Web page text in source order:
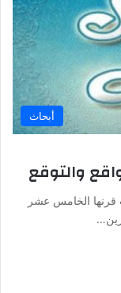
أبحاث
والتوقع
قرنها الخامس عشر